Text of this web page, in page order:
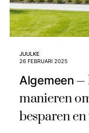
JUULKE
26 FEBRUARI 2025
Algemeen
manieren
besparen